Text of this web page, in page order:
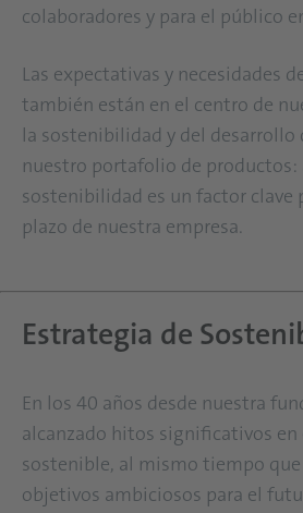
colaboradores y para el público
Las expectativas y necesidades
también están en el centro de
la sostenibilidad y del desarrollo
nuestro portafolio de productos:
sostenibilidad es un factor clave
plazo de nuestra empresa.
Estrategia de
En los 40 años desde nuestra
alcanzado hitos significativos en
sostenible, al mismo tiempo
objetivos ambiciosos para el